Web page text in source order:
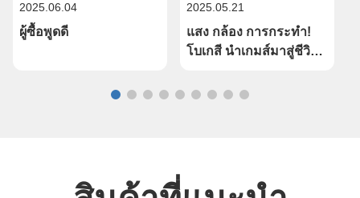
2025.06.04
ผู้ซื้อพูดดี
2025.05.21
แสง กล้อง การกระทํา!
โบเกสี นําเกมส์มาสู่ชีวิต
มืออาชีพที่น่าทึ่ง